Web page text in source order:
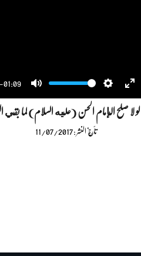
-01:09
Mute
Volume
Settings
لو لا صلح الإمام الحسن (عليه السلام) لما
تأريخ النشر : 11/07/2017